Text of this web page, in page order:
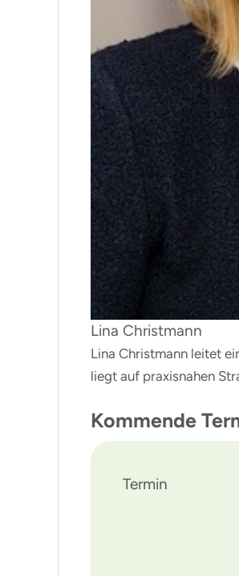
Lina Christmann
Lina Christmann leitet
liegt auf praxisnahen
Kommende
Termin